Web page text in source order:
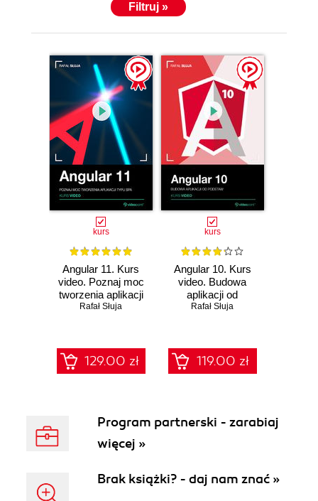
Filtruj »
kurs
Angular 11. Kurs
video. Poznaj moc
tworzenia aplikacji
typu SPA
Rafał Słuja
129.00 zł
kurs
Angular 10. Kurs
video. Budowa
aplikacji od
podstaw
Rafał Słuja
119.00 zł
Program partnerski - zarabiaj
więcej »
Brak książki? - daj nam znać »